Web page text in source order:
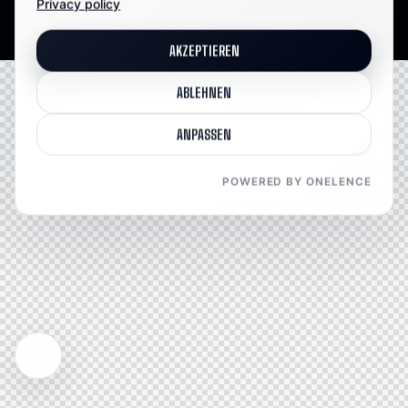
Privacy policy
AKZEPTIEREN
ABLEHNEN
ANPASSEN
POWERED BY ONELENCE